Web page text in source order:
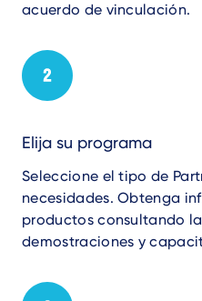
acuerdo de vinculación.
Elija su programa
Seleccione el tipo de
necesidades. Obtenga
productosconsultando la
demostraciones y